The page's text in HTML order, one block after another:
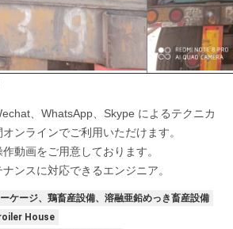
、WhatsApp、Skype によるテクニカ
ンラインでご利用いただけます。
動画をご用意しております。
ンスに対応できるエンジニア。
ケージ、鶏畜産設備、溶融亜鉛めっき畜産設備
House